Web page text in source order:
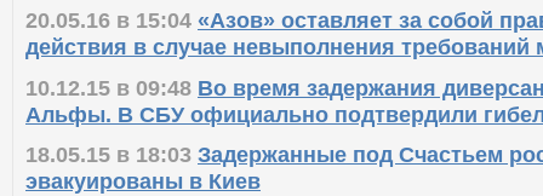
20.05.16 в 15:04 «Азов» оставляет за собой
действия в случае невыполнения
10.12.15 в 09:48 Во время задержания
Альфы. В СБУ официально подтвердили
18.05.15 в 18:03 Задержанные под Счастьем
эвакуированы в Киев